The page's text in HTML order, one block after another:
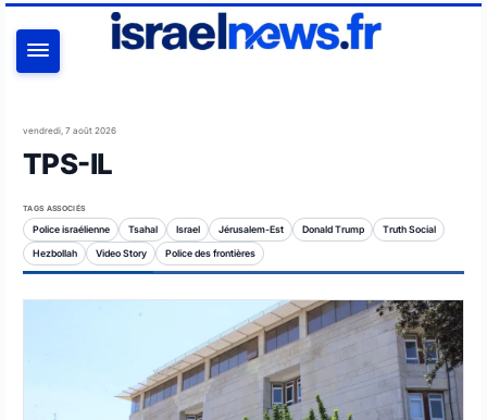
vendredi, 7 août 2026
TPS-IL
TAGS ASSOCIÉS
Police israélienne Tsahal Israel Jérusalem-Est Donald Trump Truth Social
Hezbollah Video Story Police des frontières